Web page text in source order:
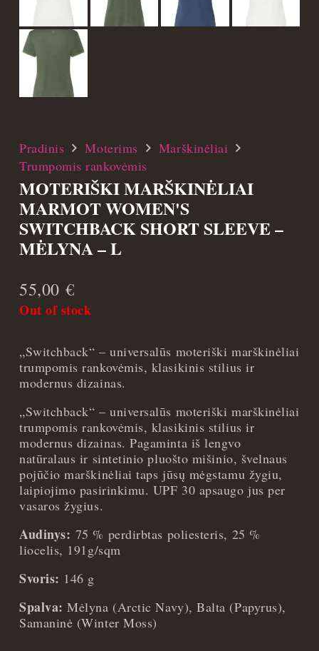
Pradinis Moterims
Marškinėliai
Trumpomis rankovėmis
MOTERIŠKI MARŠKINĖLIAI
MARMOT WOMEN'S
SWITCHBACK SHORT SLEEVE –
MĖLYNA – L
55,00€
Out of stock
„Switchback“ – universalūs moteriški marškinėliai
trumpomis rankovėmis, klasikinis stilius ir
modernus dizainas.
„Switchback“ – universalūs moteriški marškinėliai
trumpomis rankovėmis, klasikinis stilius ir
modernus dizainas. Pagaminta iš lengvo
natūralaus ir sintetinio pluošto mišinio, švelnaus
pojūčio marškinėliai taps jūsų mėgstamu žygiu,
laipiojimo pasirinkimu. UPF 30 apsaugo jus per
vasaros žygius.
Audinys: 75 % perdirbtas poliesteris, 25 %
liocelis, 191g/sqm
Svoris: 146 g
Spalva: Mėlyna (Arctic Navy), Balta (Papyrus),
Samaninė (Winter Moss)